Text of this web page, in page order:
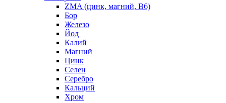
ZMA (цинк, магний, В6)
Бор
Железо
Йод
Калий
Магний
Цинк
Селен
Серебро
Кальций
Хром